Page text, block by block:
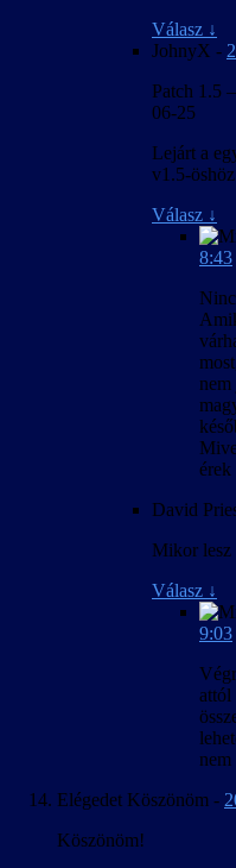
Válasz ↓
JohnyX -
Patch 1.5
06-25
Lejárt a
v1.5-
Válasz ↓
8:43
érek
David
Mikor lesz
Válasz ↓
9:03
attól
nem
Elégedet Köszönöm -
Köszönöm!